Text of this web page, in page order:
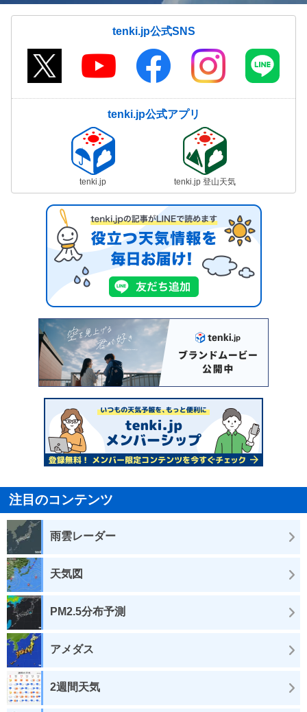
tenki.jp公式SNS
tenki.jp公式アプリ
tenki.jp tenki.jp 登山天気
注目のコンテンツ
雨雲レーダー
天気図
PM2.5分布予測
アメダス
2週間天気